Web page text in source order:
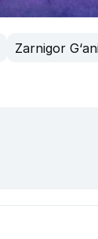
Zarnigor